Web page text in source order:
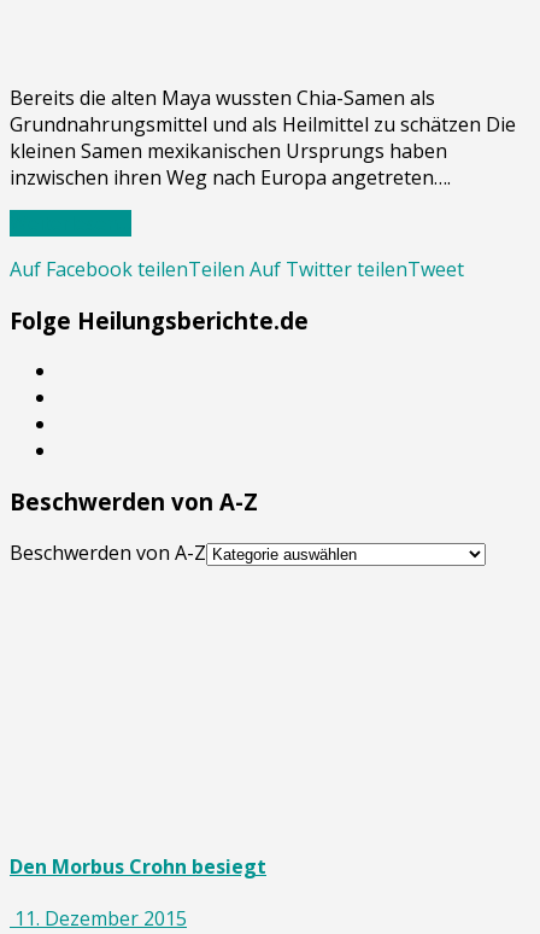
Bereits die alten Maya wussten Chia-Samen als
Grundnahrungsmittel und als Heilmittel zu schätzen Die
kleinen Samen mexikanischen Ursprungs haben
inzwischen ihren Weg nach Europa angetreten….
Auf Facebook teilenTeilen Auf Twitter teilenTweet
Folge Heilungsberichte.de
Beschwerden von A-Z
Beschwerden von A-Z
Den Morbus Crohn besiegt
11. Dezember 2015